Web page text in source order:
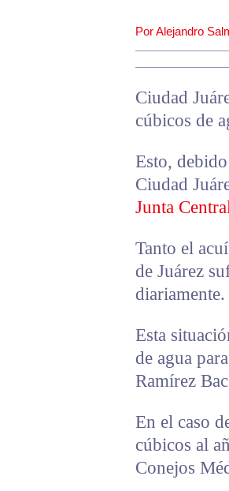
Por Alejandro
Ciudad
cúbicos de
Esto,
Ciudad
Junta
Tanto el
de Juárez
diariamente.
Esta
de agua
Ramírez
En el caso
cúbicos al
Conejos